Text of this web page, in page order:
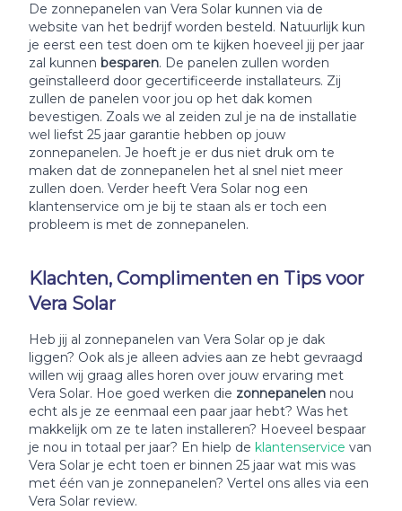
De zonnepanelen van Vera Solar kunnen via de
website van het bedrijf worden besteld. Natuurlijk kun
je eerst een test doen om te kijken hoeveel jij per jaar
zal kunnen besparen. De panelen zullen worden
geïnstalleerd door gecertificeerde installateurs. Zij
zullen de panelen voor jou op het dak komen
bevestigen. Zoals we al zeiden zul je na de installatie
wel liefst 25 jaar garantie hebben op jouw
zonnepanelen. Je hoeft je er dus niet druk om te
maken dat de zonnepanelen het al snel niet meer
zullen doen. Verder heeft Vera Solar nog een
klantenservice om je bij te staan als er toch een
probleem is met de zonnepanelen.
Klachten, Complimenten en Tips voor
Vera Solar
Heb jij al zonnepanelen van Vera Solar op je dak
liggen? Ook als je alleen advies aan ze hebt gevraagd
willen wij graag alles horen over jouw ervaring met
Vera Solar. Hoe goed werken die zonnepanelen nou
echt als je ze eenmaal een paar jaar hebt? Was het
makkelijk om ze te laten installeren? Hoeveel bespaar
je nou in totaal per jaar? En hielp de klantenservice van
Vera Solar je echt toen er binnen 25 jaar wat mis was
met één van je zonnepanelen? Vertel ons alles via een
Vera Solar review.